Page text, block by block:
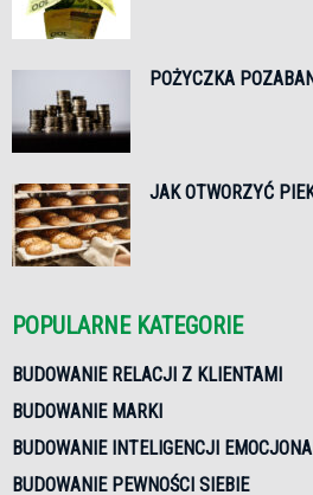
POŻYCZKA
JAK OTWORZYĆ
POPULARNE KATEGORIE
BUDOWANIE RELACJI Z KLIENTAMI
BUDOWANIE MARKI
BUDOWANIE INTELIGENCJI
BUDOWANIE PEWNOŚCI SIEBIE